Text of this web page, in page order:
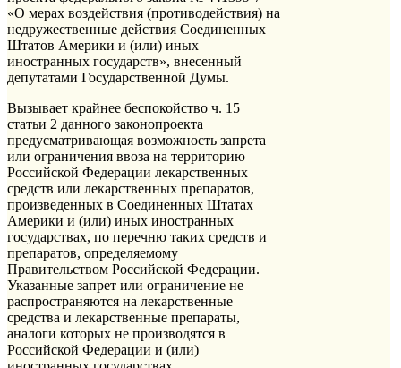
«О мерах воздействия (противодействия) на
недружественные действия Соединенных
Штатов Америки и (или) иных
иностранных государств», внесенный
депутатами Государственной Думы.
Вызывает крайнее беспокойство ч. 15
статьи 2 данного законопроекта
предусматривающая возможность запрета
или ограничения ввоза на территорию
Российской Федерации лекарственных
средств или лекарственных препаратов,
произведенных в Соединенных Штатах
Америки и (или) иных иностранных
государствах, по перечню таких средств и
препаратов, определяемому
Правительством Российской Федерации.
Указанные запрет или ограничение не
распространяются на лекарственные
средства и лекарственные препараты,
аналоги которых не производятся в
Российской Федерации и (или)